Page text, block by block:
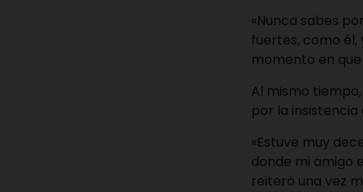
«Nunca sabes
fuertes, como él,
momento en que
Al mismo
por la
«Estuve muy
donde mi amigo
reiteró una vez